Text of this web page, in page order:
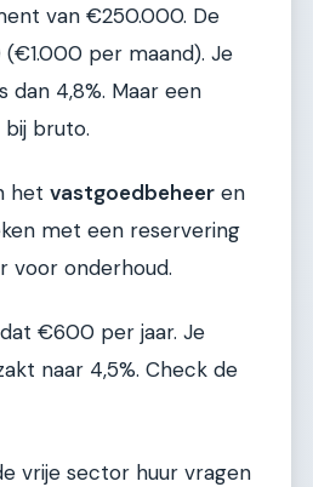
van €250.000. De
(€1.000 per maand). Je
4,8%. Maar een
bruto.
het vastgoedbeheer en
met een reservering
voor onderhoud.
€600 per jaar. Je
naar 4,5%. Check de
vrije sector huur vragen